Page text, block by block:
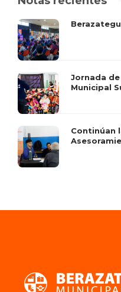
Jornada
Municipal
Continúan